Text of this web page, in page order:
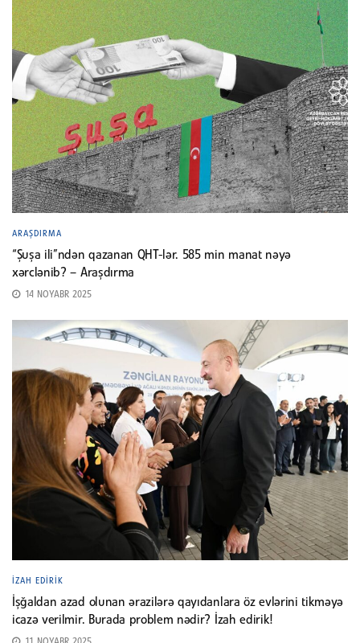
ARAŞDIRMA
“Şuşa ili”ndən qazanan QHT-lər. 585 min manat nəyə
xərclənib? – Araşdırma
14 NOYABR 2025
İZAH EDIRIK
İşğaldan azad olunan ərazilərə qayıdanlara öz evlərini tikməyə
icazə verilmir. Burada problem nədir? İzah edirik!